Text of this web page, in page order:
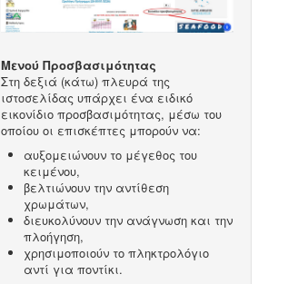
Μενού Προσβασιμότητας
Στη δεξιά (κάτω) πλευρά της
ιστοσελίδας υπάρχει ένα ειδικό
εικονίδιο προσβασιμότητας, μέσω του
οποίου οι επισκέπτες μπορούν να:
αυξομειώνουν το μέγεθος του
κειμένου,
βελτιώνουν την αντίθεση
χρωμάτων,
διευκολύνουν την ανάγνωση και την
πλοήγηση,
χρησιμοποιούν το πληκτρολόγιο
αντί για ποντίκι.